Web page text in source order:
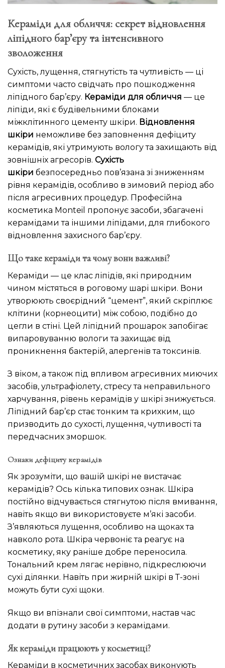
Кераміди для обличчя: секрет відновлення
ліпідного бар’єру та інтенсивного
зволоження
Сухість, лущення, стягнутість та чутливість — ці
симптоми часто свідчать про пошкодження
ліпідного бар’єру. Кераміди для обличчя — це
ліпіди, які є будівельними блоками
міжклітинного цементу шкіри. Відновлення
шкіри неможливе без заповнення дефіциту
керамідів, які утримують вологу та захищають від
зовнішніх агресорів. Сухість
шкіри безпосередньо пов’язана зі зниженням
рівня керамідів, особливо в зимовий період або
після агресивних процедур. Професійна
косметика Monteil пропонує засоби, збагачені
керамідами та іншими ліпідами, для глибокого
відновлення захисного бар’єру.
Що таке кераміди та чому вони важливі?
Кераміди — це клас ліпідів, які природним
чином містяться в роговому шарі шкіри. Вони
утворюють своєрідний “цемент”, який скріплює
клітини (корнеоцити) між собою, подібно до
цегли в стіні. Цей ліпідний прошарок запобігає
випаровуванню вологи та захищає від
проникнення бактерій, алергенів та токсинів.
З віком, а також під впливом агресивних миючих
засобів, ультрафіолету, стресу та неправильного
харчування, рівень керамідів у шкірі знижується.
Ліпідний бар’єр стає тонким та крихким, що
призводить до сухості, лущення, чутливості та
передчасних зморшок.
Ознаки дефіциту керамідів
Як зрозуміти, що вашій шкірі не вистачає
керамідів? Ось кілька типових ознак. Шкіра
постійно відчувається стягнутою після вмивання,
навіть якщо ви використовуєте м’які засоби.
З’являються лущення, особливо на щоках та
навколо рота. Шкіра червоніє та реагує на
косметику, яку раніше добре переносила.
Тональний крем лягає нерівно, підкреслюючи
сухі ділянки. Навіть при жирній шкірі в Т-зоні
можуть бути сухі щоки.
Якщо ви впізнали свої симптоми, настав час
додати в рутину засоби з керамідами.
Як кераміди працюють у косметиці?
Кераміди в косметичних засобах виконують